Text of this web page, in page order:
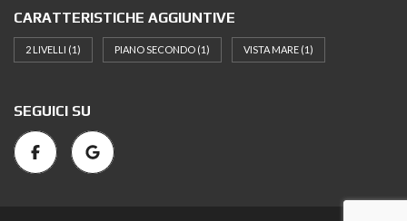
CARATTERISTICHE AGGIUNTIVE
2 LIVELLI (1) PIANO SECONDO (1) VISTA MARE (1)
SEGUICI SU